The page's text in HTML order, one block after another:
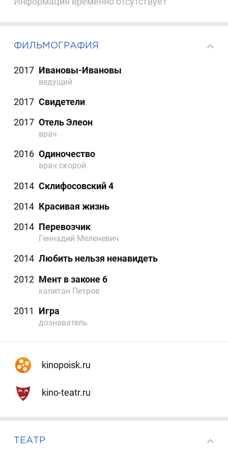
ФИЛЬМОГРАФИЯ
2017 Ивановы-Ивановы
ведущий
2017 Свидетели
2017 Отель Элеон
врач
2016 Одиночество
врач скорой
2014 Склифосовский 4
2014 Красивая жизнь
2014 Перевозчик
Геннадий Меленевич
2014 Любить нельзя ненавидеть
2012 Мент в законе 6
капитан Петров
2011 Игра
дознаватель
kinopoisk.ru
kino-teatr.ru
ТЕАТР